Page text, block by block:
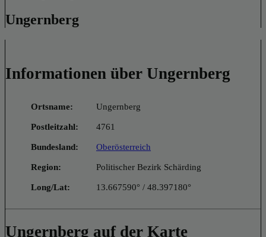
Ungernberg
Informationen über Ungernberg
Ortsname: Ungernberg
Postleitzahl: 4761
Bundesland: Oberösterreich
Region: Politischer Bezirk Schärding
Long/Lat: 13.667590° / 48.397180°
Ungernberg auf der Karte